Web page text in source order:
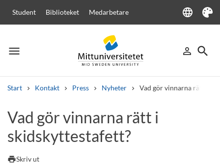
Student Biblioteket Medarbetare language
Language
Tema
menu
Meny person_outline
Logga in
search
Sök
Start Kontakt Press Nyheter Vad gör vinnarna rätt i
Andra söktjänster
Kurser och programKursplaner Välkomstbrev
Lediga jobb
Vad gör vinnarna rätt i
skidskyttestafett?
printSkriv ut